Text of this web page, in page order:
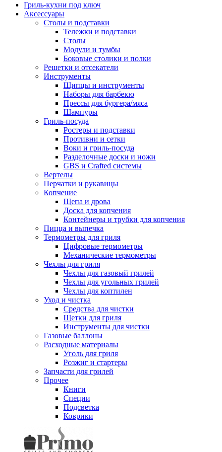
Гриль-кухни под ключ
Аксессуары
Столы и подставки
Тележки и подставки
Столы
Модули и тумбы
Боковые столики и полки
Решетки и отсекатели
Инструменты
Щипцы и инструменты
Наборы для барбекю
Прессы для бургера/мяса
Шампуры
Гриль-посуда
Ростеры и подставки
Противни и сетки
Воки и гриль-посуда
Разделочные доски и ножи
GBS и Crafted системы
Вертелы
Перчатки и рукавицы
Копчение
Щепа и дрова
Доска для копчения
Контейнеры и трубки для копчения
Пицца и выпечка
Термометры для гриля
Цифровые термометры
Механические термометры
Чехлы для гриля
Чехлы для газовый грилей
Чехлы для угольных грилей
Чехлы для коптилен
Уход и чистка
Средства для чистки
Щетки для гриля
Инструменты для чистки
Газовые баллоны
Расходные материалы
Уголь для гриля
Розжиг и стартеры
Запчасти для грилей
Прочее
Книги
Специи
Подсветка
Коврики